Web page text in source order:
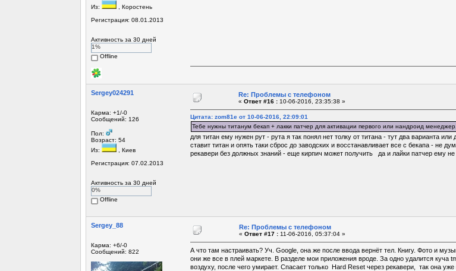
Из:
, Коростень
Регистрация: 08.01.2013
Активность за 30 дней
1%
Offline
Sergey024291
Карма: +1/-0
Сообщений: 126
Пол:
Возраст: 54
Из:
, Киев
Регистрация: 07.02.2013
Активность за 30 дней
0%
Offline
Re: Проблемы с телефоном
« Ответ #16 :10-06-2016, 23:35:38 »
Цитата: zom81e от 10-06-2016, 22:09:01
Тебе нужны титанум бекап + лакки патчер для активации первого или нандроид менеджер.
для титан ему нужен рут - рута я так понял нет толку от титана - тут два варианта
ставит титан и опять таки сброс до заводских и восстанавливает все с бекапа - не
рекавери без должных знаний - еще кирпич может получить да и лайки патчер ему
Sergey_88
Карма: +6/-0
Сообщений: 822
Re: Проблемы с телефоном
« Ответ #17 :11-06-2016, 05:37:04 »
А что там настраивать? Уч. Google, она же после ввода вернёт тел. Книгу. Фото и
они же все в плей маркете. В разделе мои приложения вроде. За одно удалится куча
воздуху, после чего умирает. Спасает только Hard Reset через рекавери, так она